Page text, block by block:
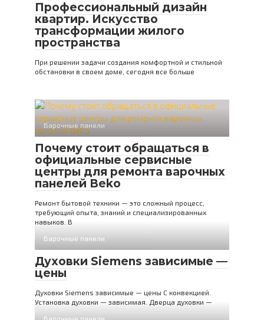
Профессиональный дизайн
квартир. Искусство
трансформации жилого
пространства
При решении задачи создания комфортной и стильной
обстановки в своем доме, сегодня все больше
Варочные панели
Почему стоит обращаться в
официальные сервисные
центры для ремонта варочных
панелей Beko
Ремонт бытовой техники — это сложный процесс,
требующий опыта, знаний и специализированных
навыков. В
Варочные панели
Духовки Siemens зависимые —
цены
Духовки Siemens зависимые — цены С конвекцией.
Установка духовки — зависимая. Дверца духовки —